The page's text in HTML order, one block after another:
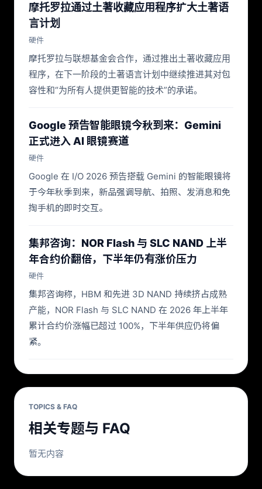
摩托罗拉通过土著收藏应用程序扩大土著语
言计划
硬件
摩托罗拉与联想基金会合作，通过推出土著收藏应用
程序，在下一阶段的土著语言计划中继续推进其对包
容性和“为所有人提供更智能的技术”的承诺。
Google 预告智能眼镜今秋到来：Gemini
正式进入 AI 眼镜赛道
硬件
Google 在 I/O 2026 预告搭载 Gemini 的智能眼镜将
于今年秋季到来，新品强调导航、拍照、发消息和免
掏手机的即时交互。
集邦咨询：NOR Flash 与 SLC NAND 上半
年合约价翻倍，下半年仍有涨价压力
硬件
集邦咨询称，HBM 和先进 3D NAND 持续挤占成熟
产能，NOR Flash 与 SLC NAND 在 2026 年上半年
累计合约价涨幅已超过 100%，下半年供应仍将偏
紧。
TOPICS & FAQ
相关专题与 FAQ
暂无内容